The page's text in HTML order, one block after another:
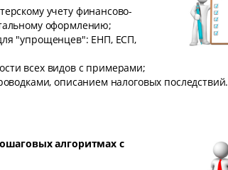
учету финансово-
оформлению;
"упрощенцев": ЕНП, ЕСП,
всех видов с примерами;
описанием налоговых последствий.
алгоритмах с